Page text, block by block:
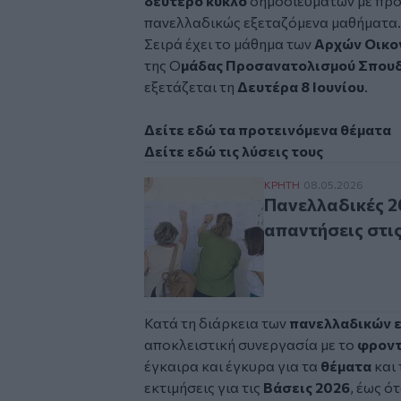
πανελλαδικώς εξεταζόμενα μαθήματα.
Σειρά έχει το μάθημα των Αρχών
της Ομάδας Προσανατολισμού
εξετάζεται τη Δευτέρα 8 Ιουνίου.
Δείτε εδώ τα προτεινόμενα θέματα
Δείτε εδώ τις λύσεις τους
Πανελλαδικές 2026:
ΚΡΗΤΗ 08.05.2026
Πανελλαδικές
απαντήσεις
Κατά τη διάρκεια των πανελλαδικών
αποκλειστική συνεργασία με το
έγκαιρα και έγκυρα για τα θέματα και
εκτιμήσεις για τις Βάσεις 2026, έως